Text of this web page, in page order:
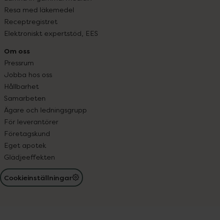
Resa med läkemedel
Receptregistret
Elektroniskt expertstöd, EES
Om oss
Pressrum
Jobba hos oss
Hållbarhet
Samarbeten
Ägare och ledningsgrupp
För leverantörer
Företagskund
Eget apotek
Glädjeeffekten
Cookieinställningar